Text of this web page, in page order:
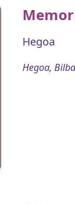
Hegoa
Hegoa,